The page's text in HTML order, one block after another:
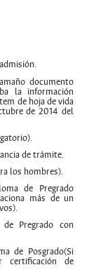
documento
la información
de hoja de vida
de 2014 del
de trámite.
los hombres).
de Pregrado
más de un
Pregrado con
de Posgrado(Si
certificación de